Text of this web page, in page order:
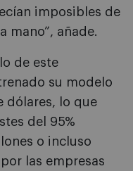
imposibles de
mano”, añade.
de este
su modelo
dólares, lo que
del 95%
o incluso
las empresas